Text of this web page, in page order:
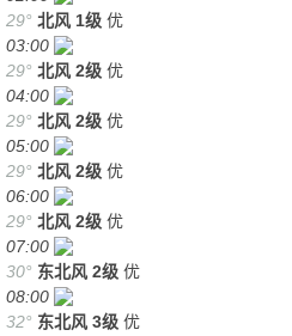
29° 北风 1级 优
03:00
29° 北风 2级 优
04:00
29° 北风 2级 优
05:00
29° 北风 2级 优
06:00
29° 北风 2级 优
07:00
30° 东北风 2级 优
08:00
32° 东北风 3级 优